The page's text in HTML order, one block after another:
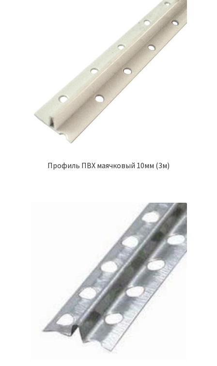
Профиль ПВХ маячковый 10мм (3м)